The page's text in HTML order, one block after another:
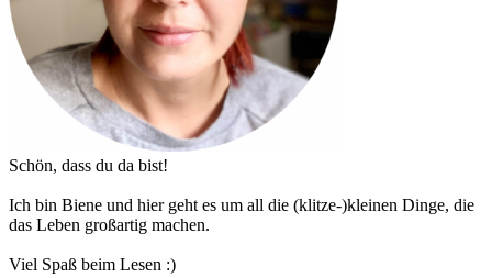
Schön, dass du da bist!
Ich bin Biene und hier geht es um all die (klitze-)kleinen Dinge, die
das Leben großartig machen.
Viel Spaß beim Lesen :)